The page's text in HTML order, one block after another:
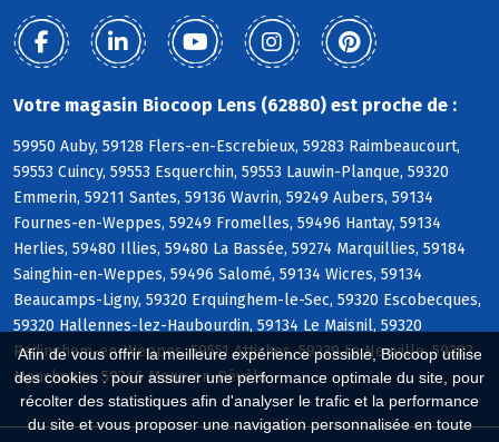
Afin de vous offrir la meilleure expérience possible, Biocoop utilise
des cookies : pour assurer une performance optimale du site, pour
récolter des statistiques afin d'analyser le trafic et la performance
du site et vous proposer une navigation personnalisée en toute
Votre magasin Biocoop Lens (62880) est proche de :
59950 Auby, 59128 Flers-en-Escrebieux, 59283 Raimbeaucourt,
59553 Cuincy, 59553 Esquerchin, 59553 Lauwin-Planque, 59320
Emmerin, 59211 Santes, 59136 Wavrin, 59249 Aubers, 59134
Fournes-en-Weppes, 59249 Fromelles, 59496 Hantay, 59134
Herlies, 59480 Illies, 59480 La Bassée, 59274 Marquillies, 59184
Sainghin-en-Weppes, 59496 Salomé, 59134 Wicres, 59134
Beaucamps-Ligny, 59320 Erquinghem-le-Sec, 59320 Escobecques,
59320 Hallennes-lez-Haubourdin, 59134 Le Maisnil, 59320
Radinghem-en-Weppes, 59551 Attiches, 59239 La Neuville, 59283
Moncheaux, 59246 Mons-en-Pévèle